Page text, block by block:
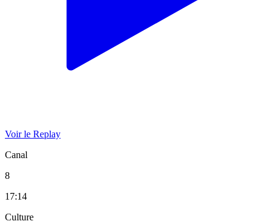
Voir le Replay
Canal
8
17:14
Culture